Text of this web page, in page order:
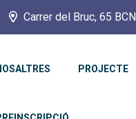
Carrer del Bruc, 65 BCN
PROJECTE